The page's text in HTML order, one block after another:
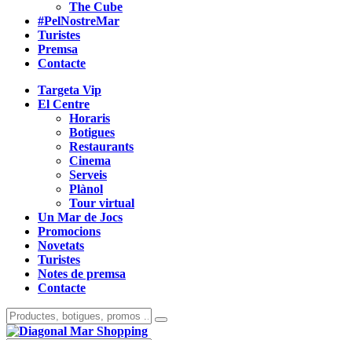
The Cube
#PelNostreMar
Turistes
Premsa
Contacte
Targeta Vip
El Centre
Horaris
Botigues
Restaurants
Cinema
Serveis
Plànol
Tour virtual
Un Mar de Jocs
Promocions
Novetats
Turistes
Notes de premsa
Contacte